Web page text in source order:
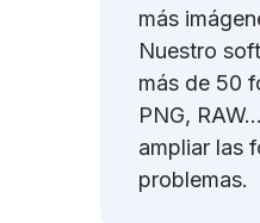
más
Nuestro
más de 50
PNG,
ampliar las
problemas.